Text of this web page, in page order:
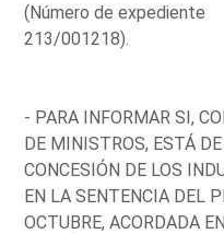
(Número de expediente
213/001218).
- PARA INFORMAR SI,
DE MINISTROS, ESTÁ
CONCESIÓN DE LOS
EN LA SENTENCIA DEL
OCTUBRE, ACORDADA